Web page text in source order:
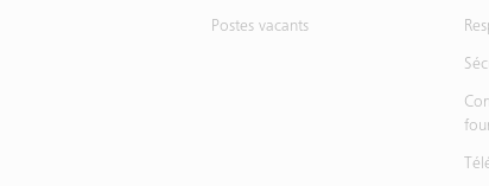
Postes vacants